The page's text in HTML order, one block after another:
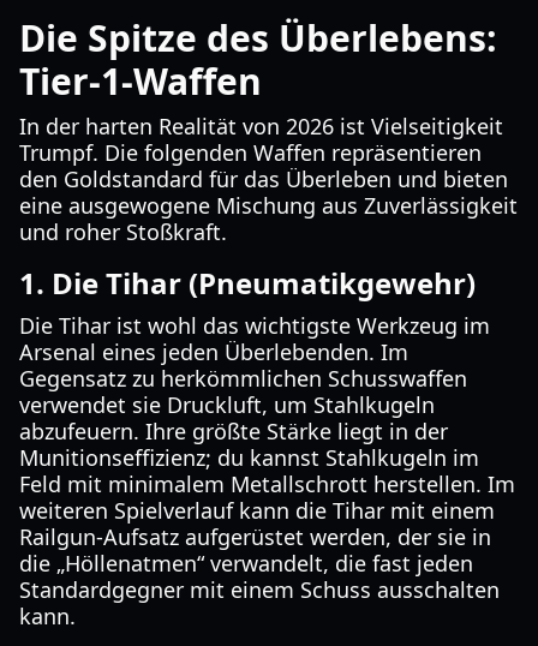
Die Spitze des Überlebens:
Tier-1-Waffen
In der harten Realität von 2026 ist Vielseitigkeit
Trumpf. Die folgenden Waffen repräsentieren
den Goldstandard für das Überleben und bieten
eine ausgewogene Mischung aus Zuverlässigkeit
und roher Stoßkraft.
1. Die Tihar (Pneumatikgewehr)
Die Tihar ist wohl das wichtigste Werkzeug im
Arsenal eines jeden Überlebenden. Im
Gegensatz zu herkömmlichen Schusswaffen
verwendet sie Druckluft, um Stahlkugeln
abzufeuern. Ihre größte Stärke liegt in der
Munitionseffizienz; du kannst Stahlkugeln im
Feld mit minimalem Metallschrott herstellen. Im
weiteren Spielverlauf kann die Tihar mit einem
Railgun-Aufsatz aufgerüstet werden, der sie in
die „Höllenatmen“ verwandelt, die fast jeden
Standardgegner mit einem Schuss ausschalten
kann.